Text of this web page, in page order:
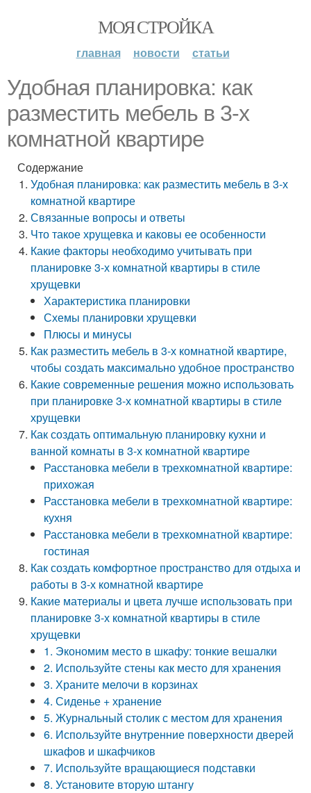
МОЯ СТРОЙКА
главная новости статьи
Удобная планировка: как
разместить мебель в 3-х
комнатной квартире
Содержание
Удобная планировка: как разместить мебель в 3-х
комнатной квартире
Связанные вопросы и ответы
Что такое хрущевка и каковы ее особенности
Какие факторы необходимо учитывать при
планировке 3-х комнатной квартиры в стиле
хрущевки
Характеристика планировки
Схемы планировки хрущевки
Плюсы и минусы
Как разместить мебель в 3-х комнатной квартире,
чтобы создать максимально удобное пространство
Какие современные решения можно использовать
при планировке 3-х комнатной квартиры в стиле
хрущевки
Как создать оптимальную планировку кухни и
ванной комнаты в 3-х комнатной квартире
Расстановка мебели в трехкомнатной квартире:
прихожая
Расстановка мебели в трехкомнатной квартире:
кухня
Расстановка мебели в трехкомнатной квартире:
гостиная
Как создать комфортное пространство для отдыха и
работы в 3-х комнатной квартире
Какие материалы и цвета лучше использовать при
планировке 3-х комнатной квартиры в стиле
хрущевки
1. Экономим место в шкафу: тонкие вешалки
2. Используйте стены как место для хранения
3. Храните мелочи в корзинах
4. Сиденье + хранение
5. Журнальный столик с местом для хранения
6. Используйте внутренние поверхности дверей
шкафов и шкафчиков
7. Используйте вращающиеся подставки
8. Установите вторую штангу